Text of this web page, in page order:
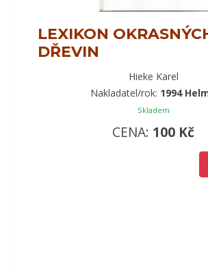
LEXIKON
DŘEVIN
Hieke Karel
Nakladatel/rok: 1994
Skladem
CENA: 100 Kč